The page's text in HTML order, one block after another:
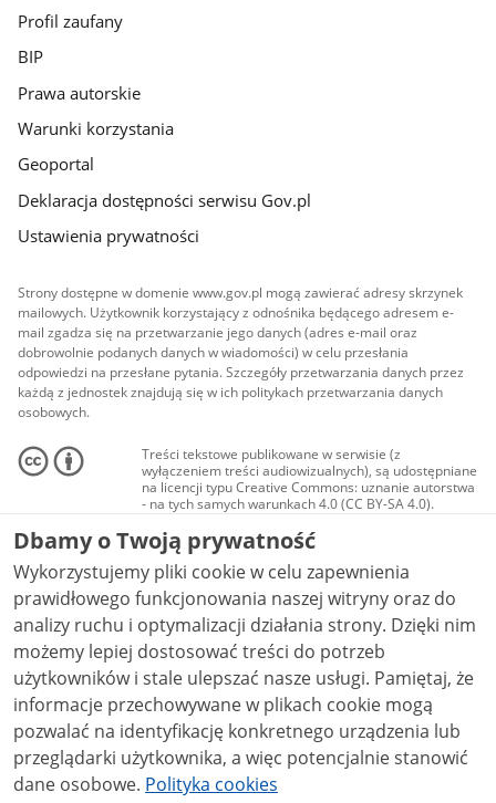
Profil zaufany
BIP
Prawa autorskie
Warunki korzystania
Geoportal
Deklaracja dostępności serwisu Gov.pl
Ustawienia prywatności
Strony dostępne w domenie www.gov.pl mogą zawierać adresy skrzynek
mailowych. Użytkownik korzystający z odnośnika będącego adresem e-
mail zgadza się na przetwarzanie jego danych (adres e-mail oraz
dobrowolnie podanych danych w wiadomości) w celu przesłania
odpowiedzi na przesłane pytania. Szczegóły przetwarzania danych przez
każdą z jednostek znajdują się w ich politykach przetwarzania danych
osobowych.
Treści tekstowe publikowane w serwisie (z
wyłączeniem treści audiowizualnych), są udostępniane
na licencji typu Creative Commons: uznanie autorstwa
- na tych samych warunkach 4.0 (CC BY-SA 4.0).
Materiały audiowizualne, w tym zdjęcia, materiały
audio i wideo, są udostępniane na licencji typu
Creative Commons: uznanie autorstwa użycie
niekomercyjne - bez utworów zależnych 4.0 (CC BY-
NC-ND 4.0), o ile nie jest to stwierdzone inaczej.
Dbamy o Twoją prywatność
Wykorzystujemy pliki cookie w celu zapewnienia
prawidłowego funkcjonowania naszej witryny oraz do
analizy ruchu i optymalizacji działania strony. Dzięki nim
możemy lepiej dostosować treści do potrzeb
użytkowników i stale ulepszać nasze usługi. Pamiętaj, że
informacje przechowywane w plikach cookie mogą
pozwalać na identyfikację konkretnego urządzenia lub
przeglądarki użytkownika, a więc potencjalnie stanowić
dane osobowe. Polityka cookies